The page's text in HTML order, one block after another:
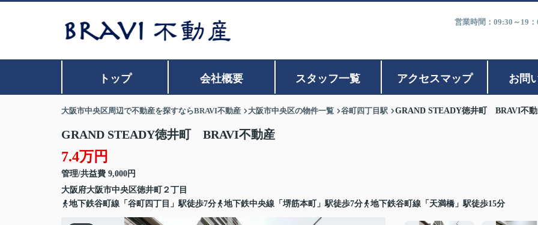
営業時間：09:30～19
トップ 会社概要 スタッフ一覧 アクセスマップ お問
大阪市中央区周辺で不動産を探すならBRAVI不動産 大阪市中央区の物件一覧 谷町四丁目駅 GRAND STEADY徳井町 BRAVI不
GRAND STEADY徳井町 BRAVI不動産
7.4万円
管理/共益費 9,000円
大阪府大阪市中央区徳井町
２丁目
地下鉄谷町線「谷町四丁目」駅徒歩7分
地下鉄中央線「堺筋本町」駅徒歩7分 地下鉄谷町線「天満橋」駅徒歩15分